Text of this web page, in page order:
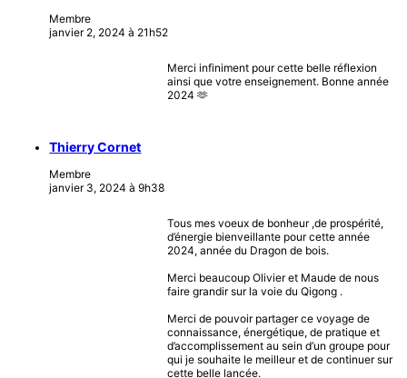
Membre
janvier 2, 2024 à 21h52
Merci infiniment pour cette belle réflexion
ainsi que votre enseignement. Bonne année
2024 🫶
Thierry Cornet
Membre
janvier 3, 2024 à 9h38
Tous mes voeux de bonheur ,de prospérité,
d’énergie bienveillante pour cette année
2024, année du Dragon de bois.
Merci beaucoup Olivier et Maude de nous
faire grandir sur la voie du Qigong .
Merci de pouvoir partager ce voyage de
connaissance, énergétique, de pratique et
d’accomplissement au sein d’un groupe pour
qui je souhaite le meilleur et de continuer sur
cette belle lancée.